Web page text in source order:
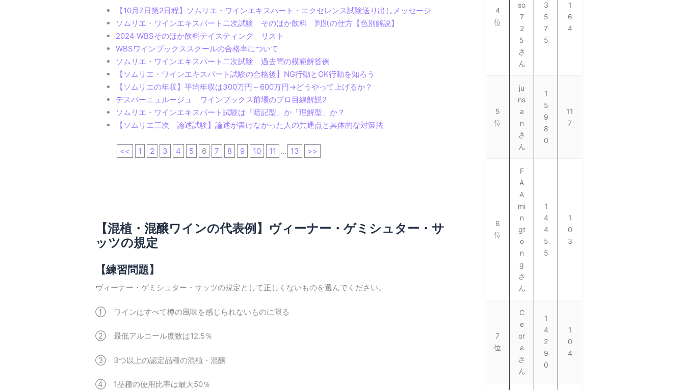
【10月7日第2日程】ソムリエ・ワインエキスパート・エクセレンス試験送り出しメッセージ
ソムリエ・ワインエキスパート二次試験 そのほか飲料 判別の仕方【色別解説】
2024 WBSそのほか飲料テイスティング リスト
WBSワインブックススクールの合格率について
ソムリエ・ワインエキスパート二次試験 過去問の模範解答例
【ソムリエ・ワインエキスパート試験の合格後】NG行動とOK行動を知ろう
【ソムリエの年収】平均年収は300万円～600万円→どうやって上げるか？
デスパーニュルージュ ワインブックス前場のプロ目線解説2
ソムリエ・ワインエキスパート試験は「暗記型」か「理解型」か？
【ソムリエ三次 論述試験】論述が書けなかった人の共通点と具体的な対策法
<< 1 2 3 4 5 6 7 8 9 10 11 ... 13 >>
【混植・混醸ワインの代表例】ヴィーナー・ゲミシュター・サ
ッツの規定
【練習問題】
ヴィーナー・ゲミシュター・サッツの規定として正しくないものを選んでください。
① ワインはすべて樽の風味を感じられないものに限る
② 最低アルコール度数は12.5％
③ 3つ以上の認定品種の混植・混醸
④ 1品種の使用比率は最大50％
4
位
so
7
2
5
さ
ん
3
5
7
5
1
6
4
5
位
ju
ns
a
n
さ
ん
1
5
9
8
0
11
7
6
位
F
A
A
mi
n
gt
o
n
g
さ
ん
1
4
4
5
5
1
0
3
7
位
C
e
or
a
さ
ん
1
4
2
9
0
1
0
4